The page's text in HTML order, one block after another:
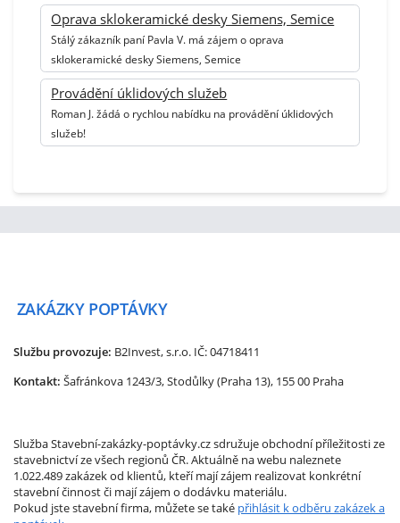
Oprava sklokeramické desky Siemens, Semice
Stálý zákazník paní Pavla V. má zájem o oprava
sklokeramické desky Siemens, Semice
Provádění úklidových služeb
Roman J. žádá o rychlou nabídku na provádění úklidových
služeb!
ZAKÁZKY POPTÁVKY
Službu provozuje: B2Invest, s.r.o. IČ: 04718411
Kontakt: Šafránkova 1243/3, Stodůlky (Praha 13), 155 00 Praha
Služba Stavební-zakázky-poptávky.cz sdružuje obchodní příležitosti ze
stavebnictví ze všech regionů ČR. Aktuálně na webu naleznete
1.022.489 zakázek od klientů, kteří mají zájem realizovat konkrétní
stavební činnost či mají zájem o dodávku materiálu.
Pokud jste stavební firma, můžete se také přihlásit k odběru zakázek a